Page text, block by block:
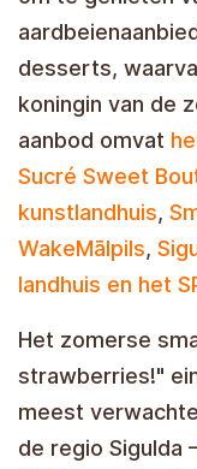
desserts,
koningin van de
aanbod omvat
Sucré Sweet
kunstlandhuis,
WakeMālpils,
landhuis en het
Het zomerse
strawberries!"
meest
de regio Sigulda